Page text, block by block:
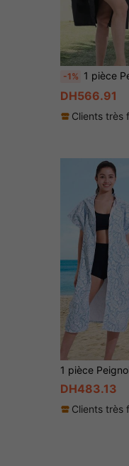
-1% 1 pièce Peignoir de bain à capuche zippé de couleur unie, en fibre super fine, séchage
DH566.91
Clients très
DH483.13
Clients très